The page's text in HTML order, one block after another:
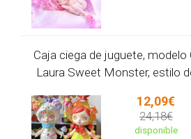
Caja ciega de juguete, modelo
Laura Sweet Monster, estilo
12,09€
24,18€
disponible